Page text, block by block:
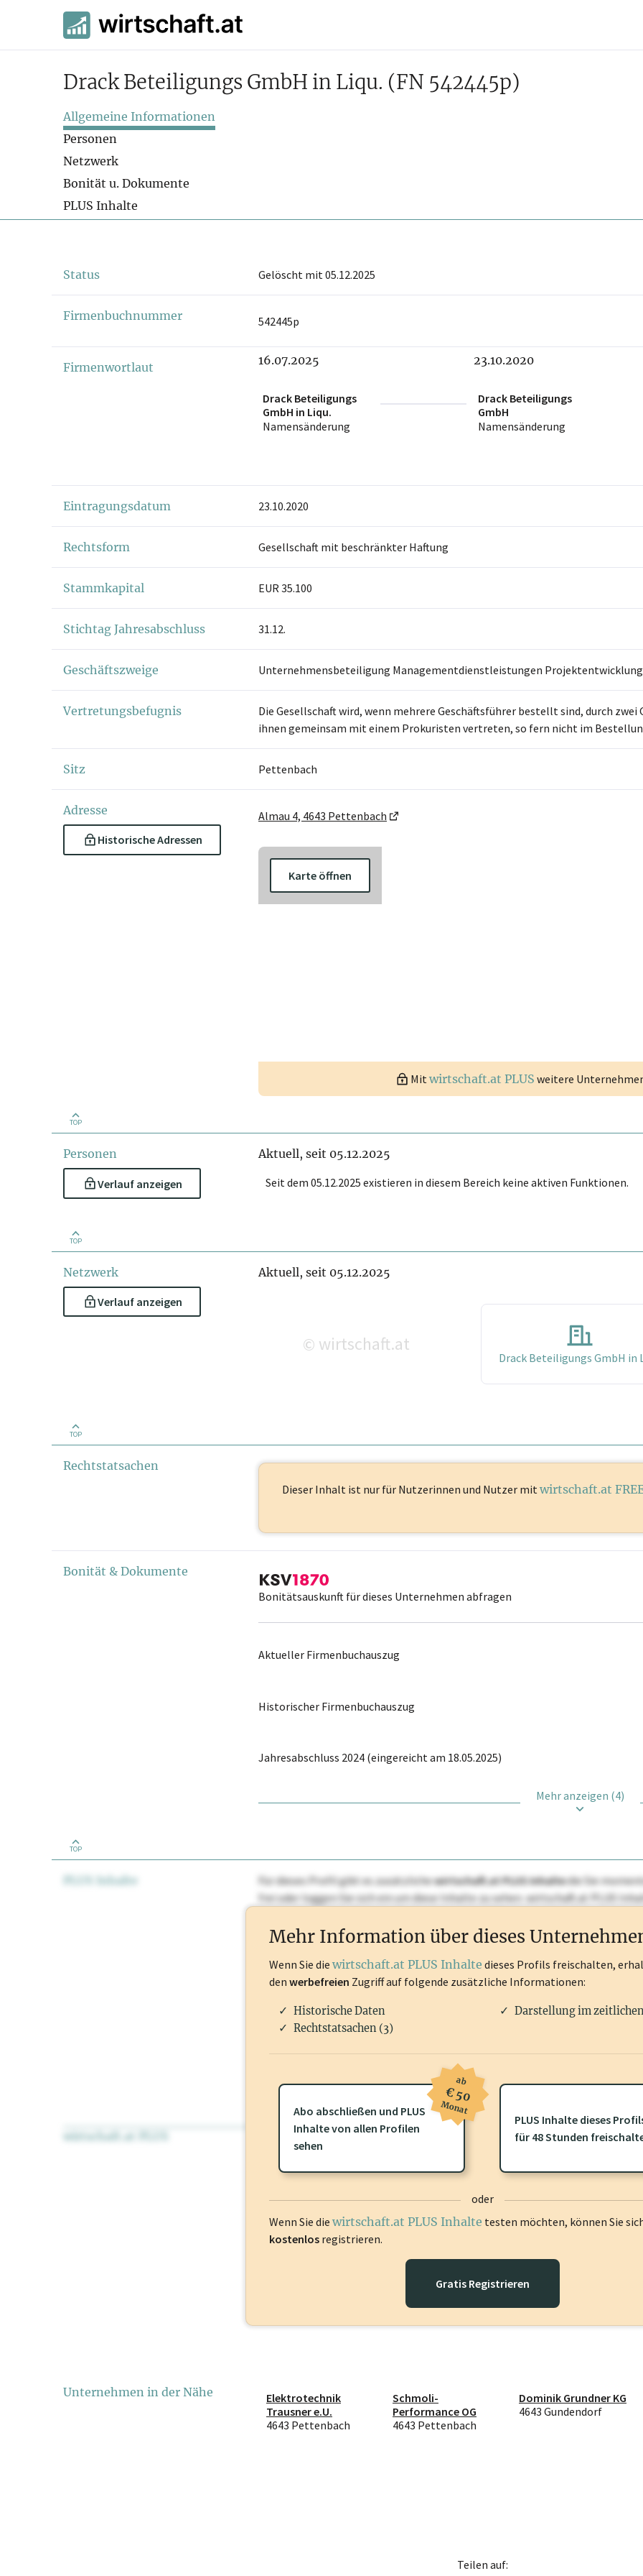
Drack Beteiligungs GmbH in Liqu. (FN 542445p)
Allgemeine Informationen
Personen
Netzwerk
Bonität u. Dokumente
PLUS Inhalte
Status Gelöscht mit 05.12.2025
Firmenbuchnummer 542445p
Firmenwortlaut 16.07.2025
Drack Beteiligungs
GmbH in Liqu.
Namensänderung
23.10.2020
Drack Beteiligungs
GmbH
Namensänderung
Eintragungsdatum 23.10.2020
Rechtsform Gesellschaft mit beschränkter Haftung
Stammkapital EUR 35.100
Stichtag Jahresabschluss 31.12.
Geschäftszweige Unternehmensbeteiligung Managementdienstleistungen
Vertretungsbefugnis
Die Gesellschaft wird, wenn mehrere Geschäftsführer bestellt sind, durch
ihnen gemeinsam mit einem Prokuristen vertreten, so fern nicht im
Sitz Pettenbach
Adresse
Historische Adressen
Almau 4, 4643 Pettenbach
Karte öffnen
Mitwirtschaft.at PLUS weitere
TOP
Personen
Verlauf anzeigen
Aktuell, seit 05.12.2025
Seit dem 05.12.2025 existieren in diesem Bereich keine aktiven Funktionen.
TOP
Netzwerk
Verlauf anzeigen
Aktuell, seit 05.12.2025
© wirtschaft.at
Drack Beteiligungs GmbH in
TOP
Rechtstatsachen
Dieser Inhalt ist nur für Nutzerinnen und Nutzer mit wirtschaft.at
Bonität & Dokumente
Bonitätsauskunft für dieses Unternehmen abfragen
Aktueller Firmenbuchauszug
Historischer Firmenbuchauszug
Jahresabschluss 2024 (eingereicht am 18.05.2025)
Mehr anzeigen (4)
TOP
PLUS Inhalte Für dieses Profil gibt es zusätzlichewirtschaft.at PLUS Inhaltedie Sie
frei oder loggen Sie sich ein um diese Inhalte zu sehen. wirtschaft.at PLUS
wirtschaft.at PLUS Für dieses Profil gibt es zusätzliche wirtschaft.at PLUS Inhaltedie Sie
frei oder loggen Sie sich ein um diese Inhalte zu sehen.
Mehr Information über dieses
Wenn Sie die wirtschaft.at PLUS Inhalte dieses Profils freischalten,
den werbefreien Zugriff auf folgende zusätzliche Informationen:
Historische Daten
Darstellung im
Rechtstatsachen (3)
Abo abschließen und PLUS
Inhalte von allen Profilen
sehen
ab
€ 50
Monat
PLUS Inhalte dieses
für 48 Stunden
oder
Wenn Sie die wirtschaft.at PLUS Inhalte testen möchten, können Sie
kostenlos registrieren.
Gratis Registrieren
Unternehmen in der Nähe
Elektrotechnik
Trausner e.U.
4643 Pettenbach
Schmoli-
Performance OG
4643 Pettenbach
Dominik Grundner KG
4643 Gundendorf
Teilen auf: